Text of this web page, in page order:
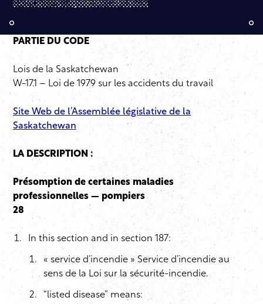
PARTIE DU CODE
Lois de la Saskatchewan
W-17.1 – Loi de 1979 sur les accidents du travail
Site Web de l’Assemblée législative de la
Saskatchewan
LA DESCRIPTION :
Présomption de certaines maladies
professionnelles — pompiers
28
In this section and in section 187:
« service d’incendie » Service d’incendie au
sens de la Loi sur la sécurité-incendie.
“listed disease” means: